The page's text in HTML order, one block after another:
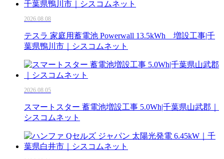
2026.08.08
テスラ 家庭用蓄電池 Powerwall 13.5kWh 増設工事|千
葉県鴨川市｜シスコムネット
2026.08.05
スマートスター 蓄電池増設工事 5.0Wh|千葉県山武郡｜
シスコムネット